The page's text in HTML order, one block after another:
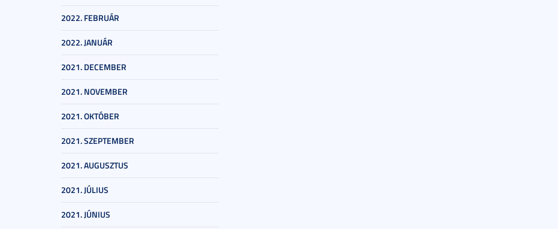
2022. FEBRUÁR
2022. JANUÁR
2021. DECEMBER
2021. NOVEMBER
2021. OKTÓBER
2021. SZEPTEMBER
2021. AUGUSZTUS
2021. JÚLIUS
2021. JÚNIUS